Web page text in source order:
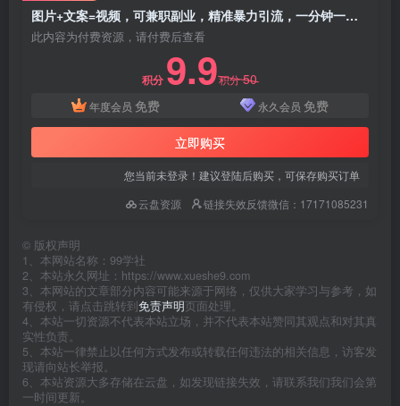
图片+文案=视频，可兼职副业，精准暴力引流，一分钟一条作品，小白轻松上手，多种变现方式
此内容为付费资源，请付费后查看
积分 9.9积分50
年度会员 免费 永久会员 免费
立即购买
您当前未登录！建议登陆后购买，可保存购买订单
云盘资源
链接失效反馈微信：17171085231
© 版权声明
1、本网站名称：99学社
2、本站永久网址：https://www.xueshe9.com
3、本网站的文章部分内容可能来源于网络，仅供大家学习与参考，如
有侵权，请点击跳转到免责声明页面处理。
4、本站一切资源不代表本站立场，并不代表本站赞同其观点和对其真
实性负责。
5、本站一律禁止以任何方式发布或转载任何违法的相关信息，访客发
现请向站长举报。
6、本站资源大多存储在云盘，如发现链接失效，请联系我们我们会第
一时间更新。